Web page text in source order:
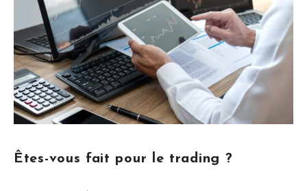
Êtes-vous fait pour le trading ?